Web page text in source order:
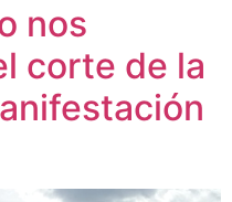
nos
corte de la